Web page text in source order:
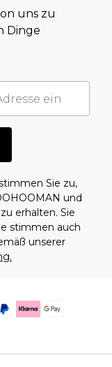
uns zu
Dinge
Sie zu,
und
erhalten. Sie
stimmen auch
unserer